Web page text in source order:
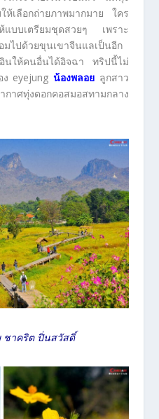
ห้เลือกถ่ายภาพมากมาย ใคร
บเตรียมชุดสวยๆ เพราะ
ไปด้วยขุนเขาจีนแลเป็นอีก
นให้คนอื่นได้อิจฉา ทริปนี้ไม่
ง eyejungน้องพลอย ลูกสาว
าศทุ่งดอกคอสมอสทามกลาง
ชาคริต ปิ่นสวัสดิ์